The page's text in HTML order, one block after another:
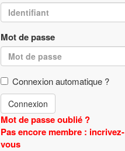
Mot de passe
Connexion automatique ?
Connexion
Mot de passe oublié ?
Pas encore membre : incrivez-
vous